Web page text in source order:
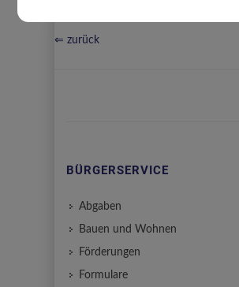
⇐ zurück
BÜRGERSERVICE
Abgaben
Bauen und Wohnen
Förderungen
Formulare